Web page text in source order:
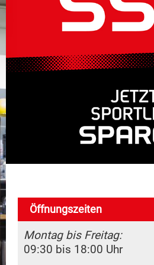
Dienstleistungen
Kontakt
Öffnungszeiten
Montag bis Freitag:
09:30 bis 18:00 Uhr